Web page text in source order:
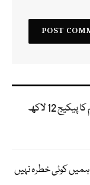
اگلے سال کیلئے 40 روزہ حج اسکیم کا پیکیج 12 لاکھ
کوئی خطرہ نہیں